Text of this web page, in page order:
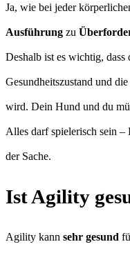
Ja, wie bei jeder
Ausführung zu
Deshalb ist es wichtig,
Gesundheitszustand und
wird. Dein Hund und du
Alles darf spielerisch sein –
der Sache.
Ist Agility
Agility kann sehr gesund